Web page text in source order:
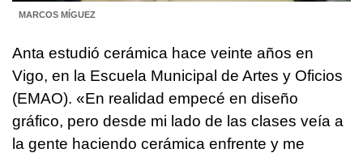
MARCOS MÍGUEZ
Anta estudió cerámica hace veinte años en
Vigo, en la Escuela Municipal de Artes y Oficios
(EMAO). «En realidad empecé en diseño
gráfico, pero desde mi lado de las clases veía a
la gente haciendo cerámica enfrente y me